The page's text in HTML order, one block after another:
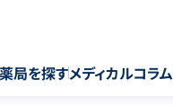
薬局を探すメディカルコラム